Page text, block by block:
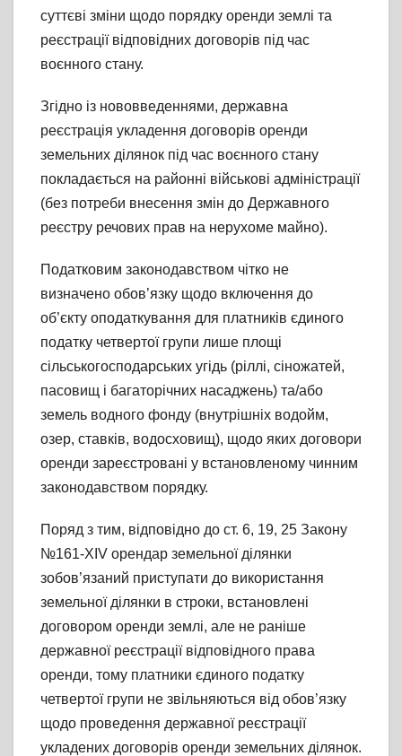
суттєві зміни щодо порядку оренди землі та
реєстрації відповідних договорів під час
воєнного стану.
Згідно із нововведеннями, державна
реєстрація укладення договорів оренди
земельних ділянок під час воєнного стану
покладається на районні військові адміністрації
(без потреби внесення змін до Державного
реєстру речових прав на нерухоме майно).
Податковим законодавством чітко не
визначено обов’язку щодо включення до
об’єкту оподаткування для платників єдиного
податку четвертої групи лише площі
сільськогосподарських угідь (ріллі, сіножатей,
пасовищ і багаторічних насаджень) та/або
земель водного фонду (внутрішніх водойм,
озер, ставків, водосховищ), щодо яких договори
оренди зареєстровані у встановленому чинним
законодавством порядку.
Поряд з тим, відповідно до ст. 6, 19, 25 Закону
№161-XIV орендар земельної ділянки
зобов’язаний приступати до використання
земельної ділянки в строки, встановлені
договором оренди землі, але не раніше
державної реєстрації відповідного права
оренди, тому платники єдиного податку
четвертої групи не звільняються від обов’язку
щодо проведення державної реєстрації
укладених договорів оренди земельних ділянок.